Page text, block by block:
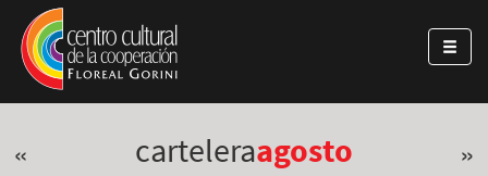
Pasar al contenido principal
Jump to main content
« carteleraagosto »